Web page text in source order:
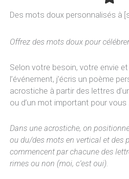
Des mots doux personnalisés à
Offrez des mots doux pour
Selon votre besoin, votre envie
l’événement, j’écris un poème
acrostiche à partir des lettres
ou d’un mot important pour vous
Dans une acrostiche, on
ou du/des mots en vertical et des
commencent par chacune des
rimes ou non (moi, c’est oui).